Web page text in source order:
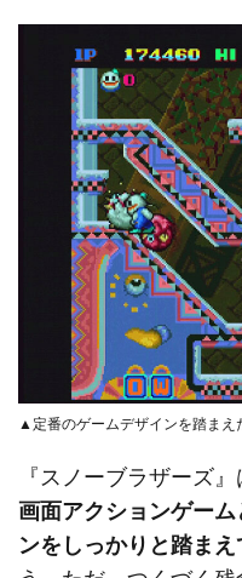
▲定番のゲームデザインを踏まえ
『スノーブラザーズ』
画面アクションゲー
ンをしっかりと踏ま